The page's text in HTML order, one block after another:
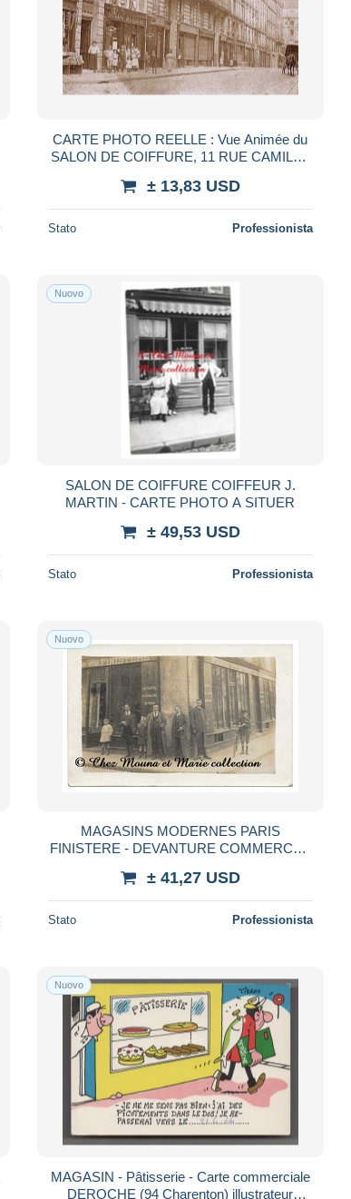
CARTE PHOTO REELLE : Vue Animée du
SALON DE COIFFURE, 11 RUE CAMILLE
± 13,83 USD
Stato Professionista
Nuovo
SALON DE COIFFURE COIFFEUR J.
MARTIN - CARTE PHOTO A SITUER
± 49,53 USD
Stato Professionista
Nuovo
MAGASINS MODERNES PARIS
FINISTERE - DEVANTURE COMMERCE -
± 41,27 USD
Stato Professionista
Nuovo
MAGASIN - Pâtisserie - Carte commerciale
DEROCHE (94 Charenton) illustrateur